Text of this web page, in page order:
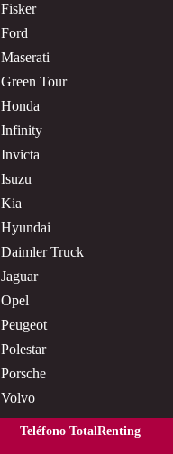
Fisker
Ford
Maserati
Green Tour
Honda
Infinity
Invicta
Isuzu
Kia
Hyundai
Daimler Truck
Jaguar
Opel
Peugeot
Polestar
Porsche
Volvo